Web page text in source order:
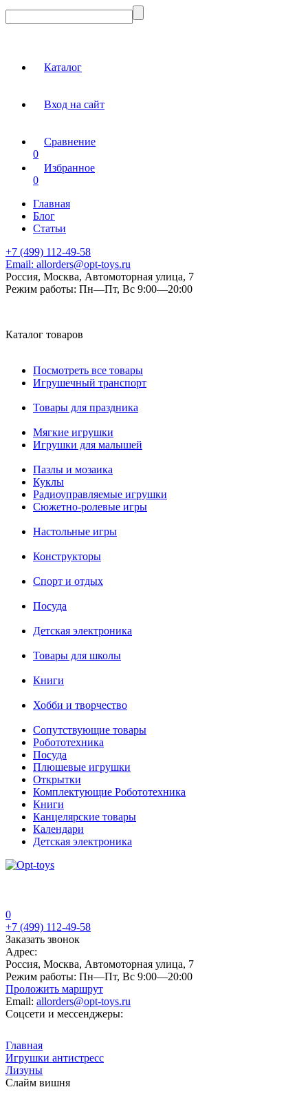
Каталог
Вход на сайт
Сравнение
0
Избранное
0
Главная
Блог
Статьи
+7 (499) 112-49-58
Email: allorders@opt-toys.ru
Россия, Москва, Автомоторная улица, 7
Режим работы: Пн—Пт, Вс 9:00—20:00
Каталог товаров
Посмотреть все товары
Игрушечный транспорт
Товары для праздника
Мягкие игрушки
Игрушки для малышей
Пазлы и мозаика
Куклы
Радиоуправляемые игрушки
Сюжетно-ролевые игры
Настольные игры
Конструкторы
Спорт и отдых
Посуда
Детская электроника
Товары для школы
Книги
Хобби и творчество
Сопутствующие товары
Робототехника
Посуда
Плюшевые игрушки
Открытки
Комплектующие Робототехника
Книги
Канцелярские товары
Календари
Детская электроника
0
+7 (499) 112-49-58
Заказать звонок
Адрес:
Россия, Москва, Автомоторная улица, 7
Режим работы: Пн—Пт, Вс 9:00—20:00
Проложить маршрут
Email: allorders@opt-toys.ru
Соцсети и мессенджеры:
Главная
Игрушки антистресс
Лизуны
Слайм вишня